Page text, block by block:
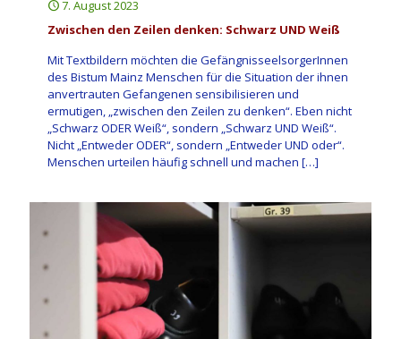
7. August 2023
Zwischen den Zeilen denken: Schwarz UND Weiß
Mit Textbildern möchten die GefängnisseelsorgerInnen
des Bistum Mainz Menschen für die Situation der ihnen
anvertrauten Gefangenen sensibilisieren und
ermutigen, „zwischen den Zeilen zu denken“. Eben nicht
„Schwarz ODER Weiß“, sondern „Schwarz UND Weiß“.
Nicht „Entweder ODER“, sondern „Entweder UND oder“.
Menschen urteilen häufig schnell und machen […]